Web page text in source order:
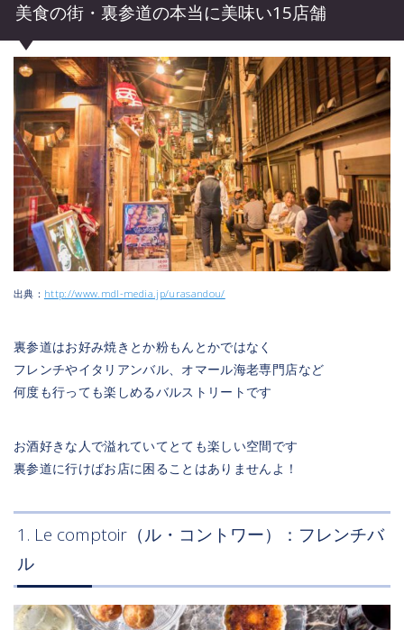
美食の街・裏参道の本当に美味い15店舗
出典： http://www.mdl-media.jp/urasandou/
裏参道はお好み焼きとか粉もんとかではなく
フレンチやイタリアンバル、オマール海老専門店など
何度も行っても楽しめるバルストリートです
お酒好きな人で溢れていてとても楽しい空間です
裏参道に行けばお店に困ることはありませんよ！
1. Le comptoir（ル・コントワー）：フレンチバ
ル